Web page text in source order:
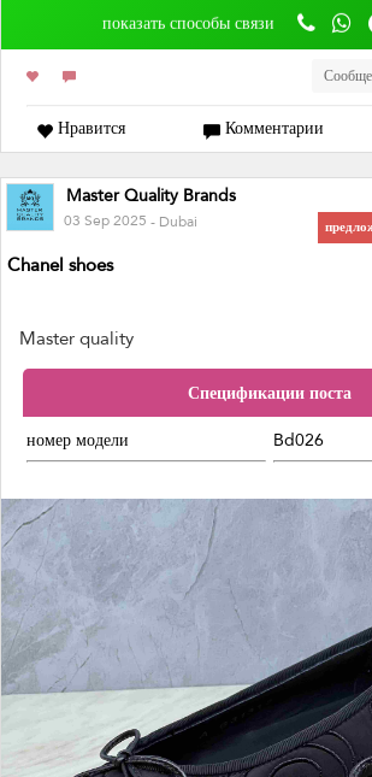
Нравится Комментарии
Master Quality Brands
03 Sep 2025- Dubai
Chanel shoes
Master quality
Спецификации поста
номер модели
Bd026